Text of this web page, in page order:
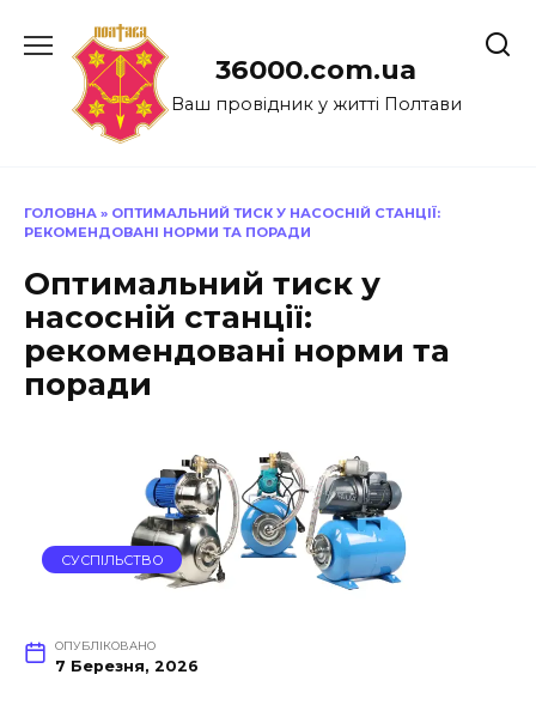
до
36000.com.ua
Ваш провідник у житті Полтави
ГОЛОВНА » ОПТИМАЛЬНИЙ ТИСК У НАСОСНІЙ СТАНЦІЇ:
РЕКОМЕНДОВАНІ НОРМИ ТА ПОРАДИ
Оптимальний тиск у
насосній станції:
рекомендовані норми та
поради
СУСПІЛЬСТВО
ОПУБЛІКОВАНО
7 Березня, 2026